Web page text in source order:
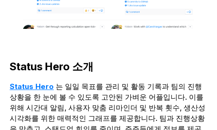
Status Hero 소개
Status Hero 는 일일 목표를 관리 및 활동 기록과 팀의 진행
상황을 한 눈에 볼 수 있도록 고안된 가벼운 어플입니다. 이를
위해 시간대 알림, 사용자 맞춤 리마인더 및 반복 횟수, 생산성
시각화를 위한 매력적인 그래프를 제공합니다. 팀과 진행상황